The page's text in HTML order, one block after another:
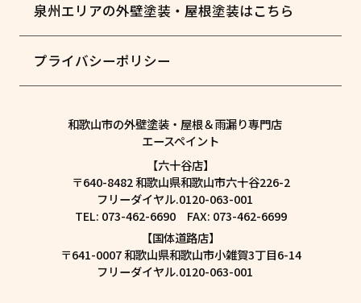
泉州エリアの外壁塗装・屋根塗装はこちら
プライバシーポリシー
和歌山市の外壁塗装・屋根＆雨漏り専門店
エースペイント
【六十谷店】
〒640-8482 和歌山県和歌山市六十谷226-2
フリーダイヤル.0120-063-001
TEL: 073-462-6690 FAX: 073-462-6699
【国体道路店】
〒641-0007 和歌山県和歌山市小雑賀3丁目6-14
フリーダイヤル.0120-063-001